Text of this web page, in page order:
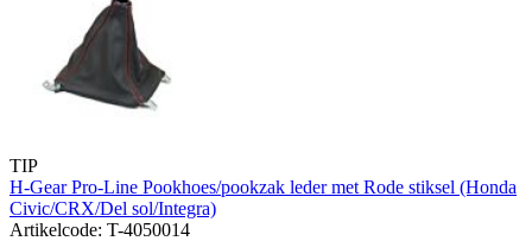
TIP
H-Gear Pro-Line Pookhoes/pookzak leder met Rode stiksel (Honda
Civic/CRX/Del sol/Integra)
Artikelcode: T-4050014